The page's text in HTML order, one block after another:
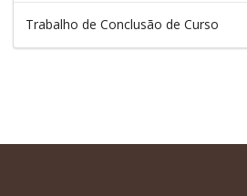
Trabalho de Conclusão de Curso